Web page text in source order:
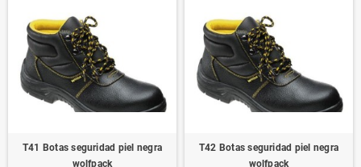
T41 Botas seguridad piel negra
wolfpack
T42 Botas seguridad piel negra
wolfpack